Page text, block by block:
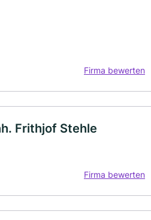
Firma bewerten
Frithjof Stehle
Firma bewerten